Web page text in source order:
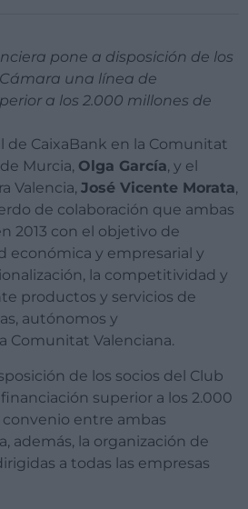
pone a disposición de los
una línea de
a los 2.000 millones de
de CaixaBank en la Comunitat
Murcia, Olga García, y el
Valencia, José Vicente Morata,
de colaboración que ambas
2013 con el objetivo de
económica y empresarial y
la competitividad y
productos y servicios de
autónomos y
Comunitat Valenciana.
de los socios del Club
superior a los 2.000
entre ambas
además, la organización de
a todas las empresas